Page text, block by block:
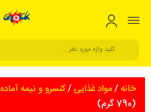
خانه /مواد غذایی /کنسرو و نیمه آماده
(790 گرم)